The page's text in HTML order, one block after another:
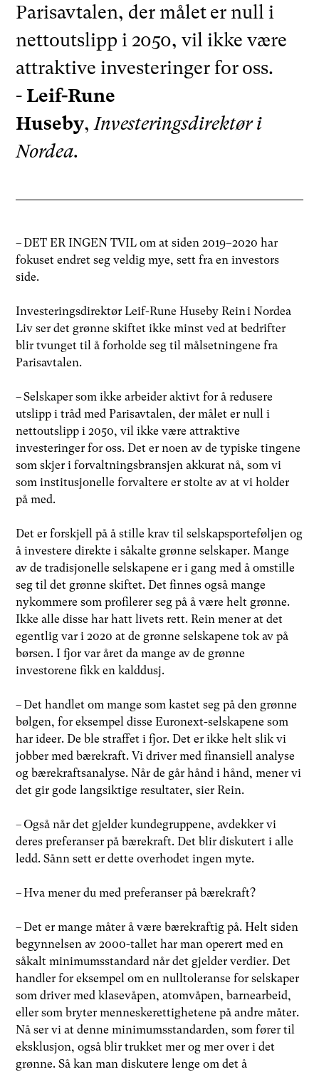
Parisavtalen, der målet er null i
nettoutslipp i 2050, vil ikke være
attraktive investeringer for oss.
- Leif-­Rune
Huseby, Investeringsdirektør i
Nordea.
– DET ER INGEN TVIL om at siden 2019–2020 har
fokuset endret seg veldig mye, sett fra en investors
side.
Investeringsdirektør Leif-Rune Huseby Rein i Nordea
Liv ser det grønne skiftet ikke minst ved at bedrifter
blir tvunget til å forholde seg til målsetningene fra
Parisavtalen.
– Selskaper som ikke arbeider aktivt for å redusere
utslipp i tråd med Parisavtalen, der målet er null i
nettoutslipp i 2050, vil ikke være attraktive
investeringer for oss. Det er noen av de typiske tingene
som skjer i forvaltningsbransjen akkurat nå, som vi
som institusjonelle forvaltere er stolte av at vi holder
på med.
Det er forskjell på å stille krav til selskapsporteføljen og
å investere direkte i såkalte grønne selskaper. Mange
av de tradisjonelle selskapene er i gang med å omstille
seg til det grønne skiftet. Det finnes også mange
nykommere som profilerer seg på å være helt grønne.
Ikke alle disse har hatt livets rett. Rein mener at det
egentlig var i 2020 at de grønne selskapene tok av på
børsen. I fjor var året da mange av de grønne
investorene fikk en kalddusj.
– Det handlet om mange som kastet seg på den grønne
bølgen, for eksempel disse Euronext-selskapene som
har ideer. De ble straffet i fjor. Det er ikke helt slik vi
jobber med bærekraft. Vi driver med finansiell analyse
og bærekraftsanalyse. Når de går hånd i hånd, mener vi
det gir gode langsiktige resultater, sier Rein.
– Også når det gjelder kundegruppene, avdekker vi
deres preferanser på bærekraft. Det blir diskutert i alle
ledd. Sånn sett er dette overhodet ingen myte.
– Hva mener du med preferanser på bærekraft?
– Det er mange måter å være bærekraftig på. Helt siden
begynnelsen av 2000-tallet har man operert med en
såkalt minimumsstandard når det gjelder verdier. Det
handler for eksempel om en nulltoleranse for selskaper
som driver med klasevåpen, atomvåpen, barnearbeid,
eller som bryter menneskerettighetene på andre måter.
Nå ser vi at denne minimumsstandarden, som fører til
eksklusjon, også blir trukket mer og mer over i det
grønne. Så kan man diskutere lenge om det å